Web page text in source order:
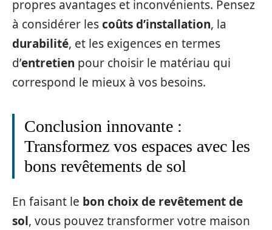
propres avantages et inconvénients. Pensez
à considérer lescoûts d’installation, la
durabilité, et les exigences en termes
d’entretien pour choisir le matériau qui
correspond le mieux à vos besoins.
Conclusion innovante :
Transformez vos espaces avec les
bons revêtements de sol
En faisant le bon choix de revêtement de
sol, vous pouvez transformer votre maison